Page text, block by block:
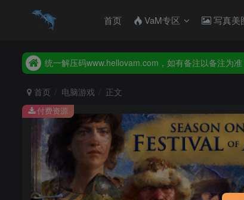
首页 VaM专区 写真美
统一解压码www.hellovam.com，如有备注以备注为准
统一解压码www.hellovam.com，如有备注以备注为准
首页 电脑游戏 正文
付费资源